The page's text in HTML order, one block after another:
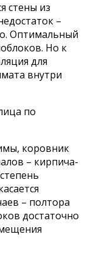
стены из
–
Оптимальный
Но к
для
внутри
коровник
– кирпича-
– полтора
достаточно